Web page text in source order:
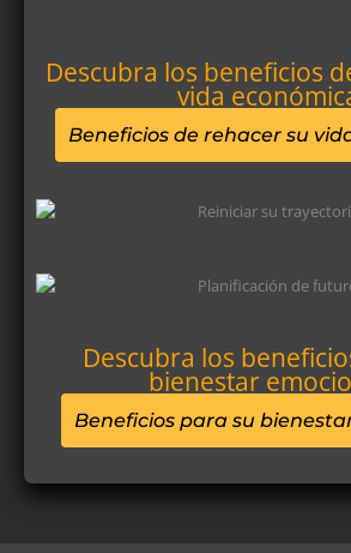
Descubra los beneficios
vida
Beneficios de rehacer su
Descubra los
bienestar
Beneficios para su